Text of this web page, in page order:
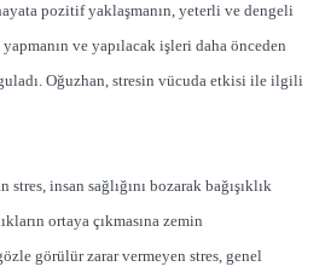
pozitif yaklaşmanın, yeterli ve dengeli
ve yapılacak işleri daha önceden
Oğuzhan, stresin vücuda etkisi ile ilgili
insan sağlığını bozarak bağışıklık
ortaya çıkmasına zemin
görülür zarar vermeyen stres, genel